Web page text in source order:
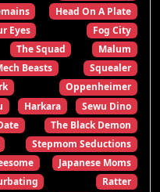
Head On A Plate
Eyes
Fog City
The Squad
Malum
Beasts
Squealer
Oppenheimer
Harkara
Sewu Dino
The Black Demon
Stepmom Seductions
Japanese Moms
Ratter